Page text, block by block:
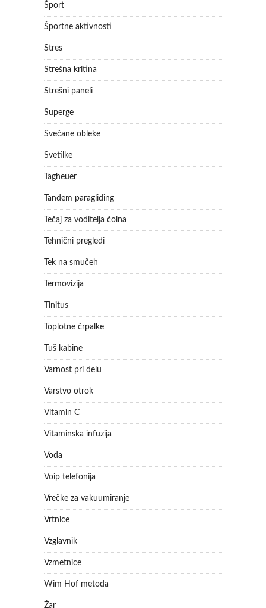
Šport
Športne aktivnosti
Stres
Strešna kritina
Strešni paneli
Superge
Svečane obleke
Svetilke
Tagheuer
Tandem paragliding
Tečaj za voditelja čolna
Tehnični pregledi
Tek na smučeh
Termovizija
Tinitus
Toplotne črpalke
Tuš kabine
Varnost pri delu
Varstvo otrok
Vitamin C
Vitaminska infuzija
Voda
Voip telefonija
Vrečke za vakuumiranje
Vrtnice
Vzglavnik
Vzmetnice
Wim Hof metoda
Žar